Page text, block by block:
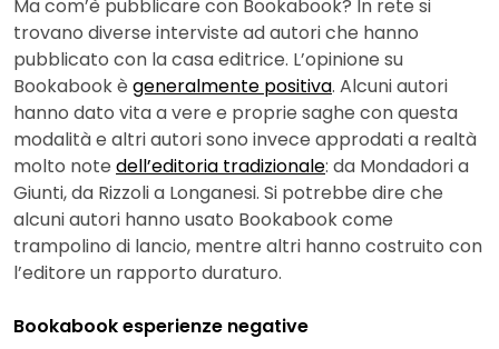
Ma com’è pubblicare con Bookabook? In rete si
trovano diverse interviste ad autori che hanno
pubblicato con la casa editrice. L’opinione su
Bookabook è generalmente positiva. Alcuni autori
hanno dato vita a vere e proprie saghe con questa
modalità e altri autori sono invece approdati a realtà
molto note dell’editoria tradizionale: da Mondadori a
Giunti, da Rizzoli a Longanesi. Si potrebbe dire che
alcuni autori hanno usato Bookabook come
trampolino di lancio, mentre altri hanno costruito con
l’editore un rapporto duraturo.
Bookabook esperienze negative